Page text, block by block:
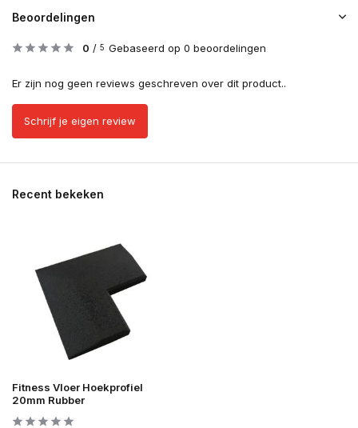
Beoordelingen
0 / 5 Gebaseerd op 0 beoordelingen
Er zijn nog geen reviews geschreven over dit product..
Schrijf je eigen review
Recent bekeken
Fitness Vloer Hoekprofiel
20mm Rubber